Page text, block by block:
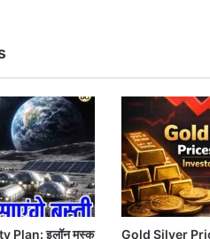
Plan: इलॉन मस्क
Gold Silver